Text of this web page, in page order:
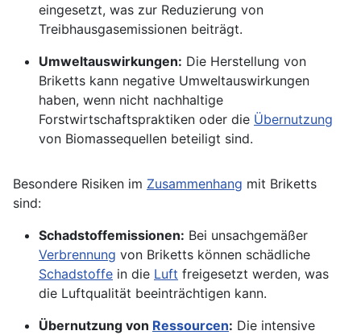
eingesetzt, was zur Reduzierung von
Treibhausgasemissionen beiträgt.
Umweltauswirkungen: Die Herstellung von
Briketts kann negative Umweltauswirkungen
haben, wenn nicht nachhaltige
Forstwirtschaftspraktiken oder die Übernutzung
von Biomassequellen beteiligt sind.
Besondere Risiken im Zusammenhang mit Briketts
sind:
Schadstoffemissionen: Bei unsachgemäßer
Verbrennung von Briketts können schädliche
Schadstoffe in die Luft freigesetzt werden, was
die Luftqualität beeinträchtigen kann.
Übernutzung von Ressourcen: Die intensive